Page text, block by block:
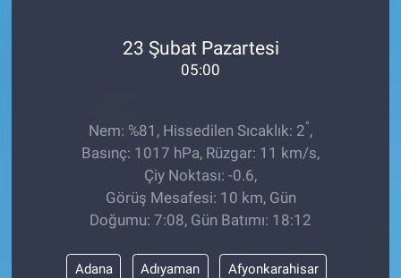
23 Şubat Pazartesi
05:00
Nem: %81, Hissedilen Sıcaklık: 2°,
Basınç: 1017 hPa, Rüzgar: 11 km/s,
Çiy Noktası: -0.6,
Görüş Mesafesi: 10 km, Gün
Doğumu: 7:08, Gün Batımı: 18:12
Adana Adıyaman Afyonkarahisar